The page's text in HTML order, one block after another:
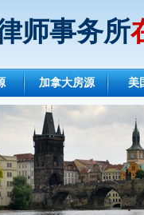
师事务所
加拿大房源 美